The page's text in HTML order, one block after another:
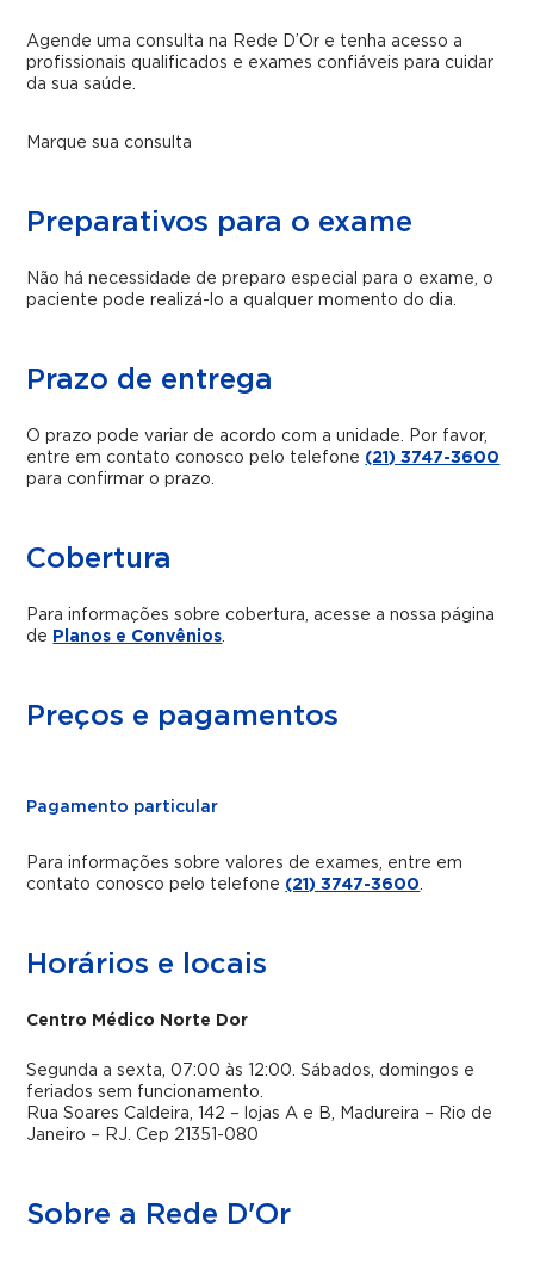
Agende uma consulta na Rede D’Or e tenha acesso a
profissionais qualificados e exames confiáveis para cuidar
da sua saúde.
Marque sua consulta
Preparativos para o exame
Não há necessidade de preparo especial para o exame, o
paciente pode realizá-lo a qualquer momento do dia.
Prazo de entrega
O prazo pode variar de acordo com a unidade. Por favor,
entre em contato conosco pelo telefone (21) 3747-3600
para confirmar o prazo.
Cobertura
Para informações sobre cobertura, acesse a nossa página
de Planos e Convênios.
Preços e pagamentos
Pagamento particular
Para informações sobre valores de exames, entre em
contato conosco pelo telefone (21) 3747-3600.
Horários e locais
Centro Médico Norte Dor
Segunda a sexta, 07:00 às 12:00. Sábados, domingos e
feriados sem funcionamento.
Rua Soares Caldeira, 142 – lojas A e B, Madureira – Rio de
Janeiro – RJ. Cep 21351-080
Sobre a Rede D'Or